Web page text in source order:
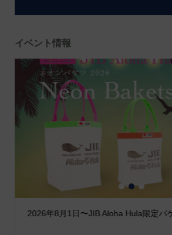
イベント情報
2026年8月1日〜JIB Aloha Hula限定バ
1 2 3